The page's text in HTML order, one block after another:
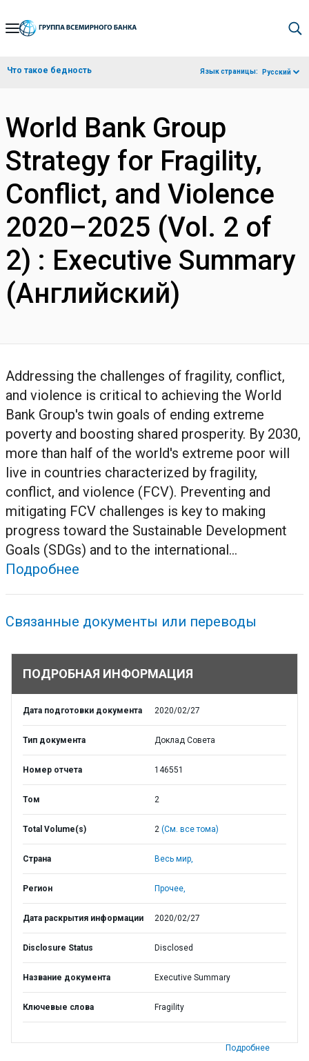
Skip
Navigation
Что такое бедность Язык страницы: Русский
World Bank Group
Strategy for Fragility,
Conflict, and Violence
2020–2025 (Vol. 2 of
2) : Executive Summary
(Английский)
Addressing the challenges of fragility, conflict,
and violence is critical to achieving the World
Bank Group's twin goals of ending extreme
poverty and boosting shared prosperity. By 2030,
more than half of the world's extreme poor will
live in countries characterized by fragility,
conflict, and violence (FCV). Preventing and
mitigating FCV challenges is key to making
progress toward the Sustainable Development
Goals (SDGs) and to the international...
Подробнее
Связанные документы или переводы
ПОДРОБНАЯ ИНФОРМАЦИЯ
Дата подготовки документа 2020/02/27
Тип документа Доклад Совета
Номер отчета 146551
Том 2
Total Volume(s) 2 (См. все тома)
Страна Весь мир,
Регион Прочее,
Дата раскрытия информации 2020/02/27
Disclosure Status Disclosed
Название документа Executive Summary
Ключевые слова Fragility
Подробнее